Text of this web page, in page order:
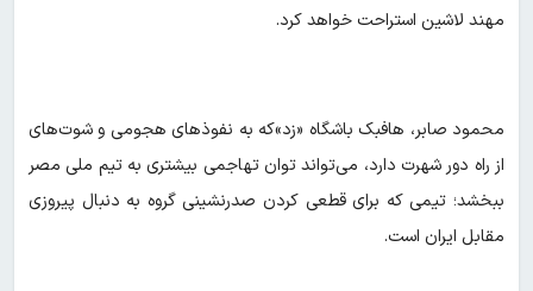
مهند لاشین استراحت خواهد کرد.
محمود صابر، هافبک باشگاه «زد»که به نفوذهای هجومی و شوت‌های
از راه دور شهرت دارد، می‌تواند توان تهاجمی بیشتری به تیم ملی مصر
ببخشد؛ تیمی که برای قطعی کردن صدرنشینی گروه به دنبال پیروزی
مقابل ایران است.